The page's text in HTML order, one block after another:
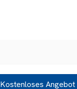
Kostenloses Angebot